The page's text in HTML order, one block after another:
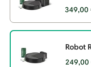
349,00
Robot
249,00